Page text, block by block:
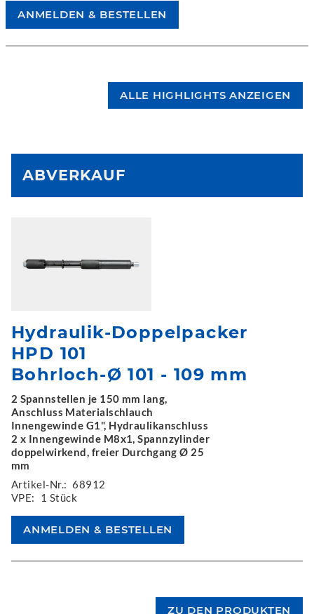
ALLE HIGHLIGHTS ANZEIGEN
ABVERKAUF
Hydraulik-Doppelpacker
HPD 101
Bohrloch-Ø 101 - 109 mm
2 Spannstellen je 150 mm lang,
Anschluss Materialschlauch
Innengewinde G1", Hydraulikanschluss
2 x Innengewinde M8x1, Spannzylinder
doppelwirkend, freier Durchgang Ø 25
mm
Artikel-Nr.: 68912
VPE:
1 Stück
ZU DEN PRODUKTEN